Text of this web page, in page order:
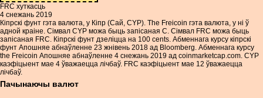
FRC хуткасць
4 снежань 2019
Кіпрскі фунт гэта валюта, у Кіпр (Сай, CYP). The Freicoin гэта валюта, у ні ў
адной краіне. Сімвал CYP можа быць запісаная C. Сімвал FRC можа быць
запісаная FRC. Кіпрскі фунт дзеліцца на 100 cents. Абменнага курсу кіпрскі
фунт Апошняе абнаўленне 23 жнівень 2018 ад Bloomberg. Абменнага курсу
the Freicoin Апошняе абнаўленне 4 снежань 2019 ад coinmarketcap.com. CYP
каэфіцыент мае 4 ўважаецца лічбаў. FRC каэфіцыент мае 12 ўважаецца
лічбаў.
Пачынаючы валют